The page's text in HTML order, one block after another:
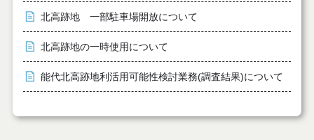
北高跡地 一部駐車場開放について
北高跡地の一時使用について
能代北高跡地利活用可能性検討業務(調査結果)について